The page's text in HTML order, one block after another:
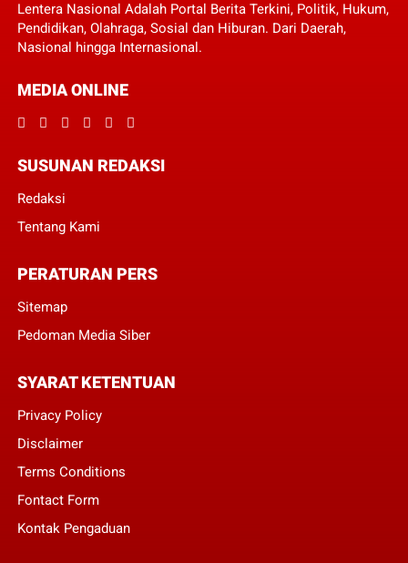
Lentera Nasional Adalah Portal Berita Terkini, Politik, Hukum,
Pendidikan, Olahraga, Sosial dan Hiburan. Dari Daerah,
Nasional hingga Internasional.
MEDIA ONLINE
SUSUNAN REDAKSI
Redaksi
Tentang Kami
PERATURAN PERS
Sitemap
Pedoman Media Siber
SYARAT KETENTUAN
Privacy Policy
Disclaimer
Terms Conditions
Fontact Form
Kontak Pengaduan